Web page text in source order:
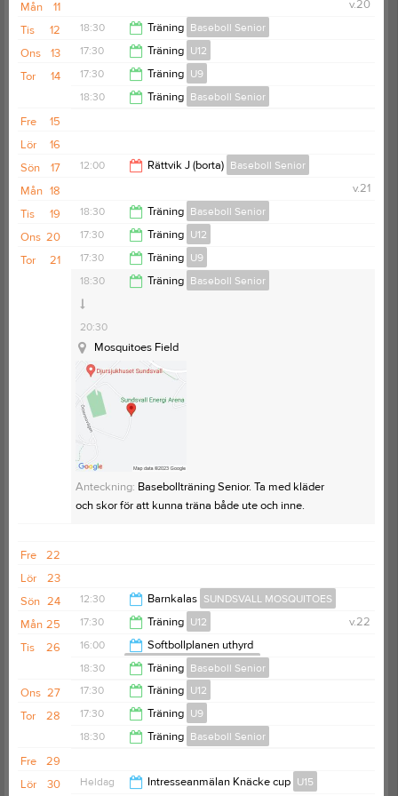
11
Mån
v.20
12
Tis 18:30 Träning Baseboll Senior
20:30
13
Ons 17:30 Träning U12
19:00
14
Tor 17:30 Träning U9
18:30 Träning Baseboll Senior
15
Fre
16
Lör
17
Sön 12:00 Rättvik J (borta) Baseboll Senior
17:00
18
Mån
v.21
19
Tis 18:30 Träning Baseboll Senior
20:30
20
Ons 17:30 Träning U12
19:00
21
Tor 17:30 Träning U9
18:30
Mosquitoes Field
Anteckning:
år. Ta med inomhusskor och vattenflaska. Handske
och slagträ finns att låna!
18:30 Träning Baseboll Senior
20:30
Mosquitoes Field
Anteckning: Basebollträning Senior. Ta med kläder
och skor för att kunna träna både ute och inne.
22
Fre
23
Lör
24
Sön 12:30 Barnkalas SUNDSVALL MOSQUITOES
15:30
25
Mån v.22
17:30 Träning U12
19:00
26
Tis 16:00
Softbollplanen uthyrd
SUNDSVALL MOSQUITOES
18:00
18:30 Träning Baseboll Senior
20:30
27
Ons 17:30 Träning U12
19:00
28
Tor 17:30 Träning U9
18:30 Träning Baseboll Senior
20:30
29
Fre
30
Lör Heldag Intresseanmälan Knäcke cup U15